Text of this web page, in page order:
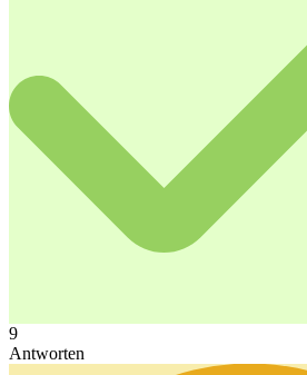
9
Antworten